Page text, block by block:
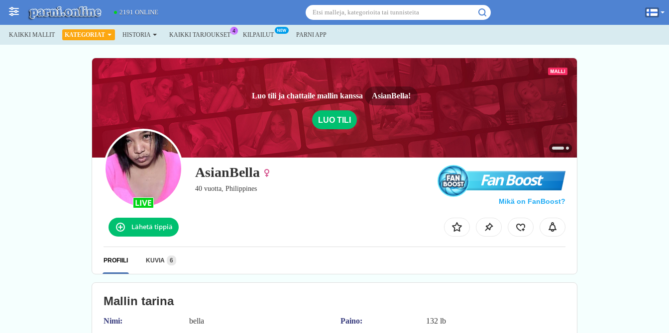
2191 ONLINE
KAIKKI MALLIT KATEGORIAT HISTORIA KAIKKI TARJOUKSET KILPAILUT PARNI APP
Luo tili ja chattaile mallin kanssa AsianBella!
LUO TILI
AsianBella
40 vuotta, Philippines Fan Boost
Mikä on FanBoost?
Lähetä tippiä
PROFIILI KUVIA 6
Mallin tarina
Nimi:
bella
Paino:
132 lb